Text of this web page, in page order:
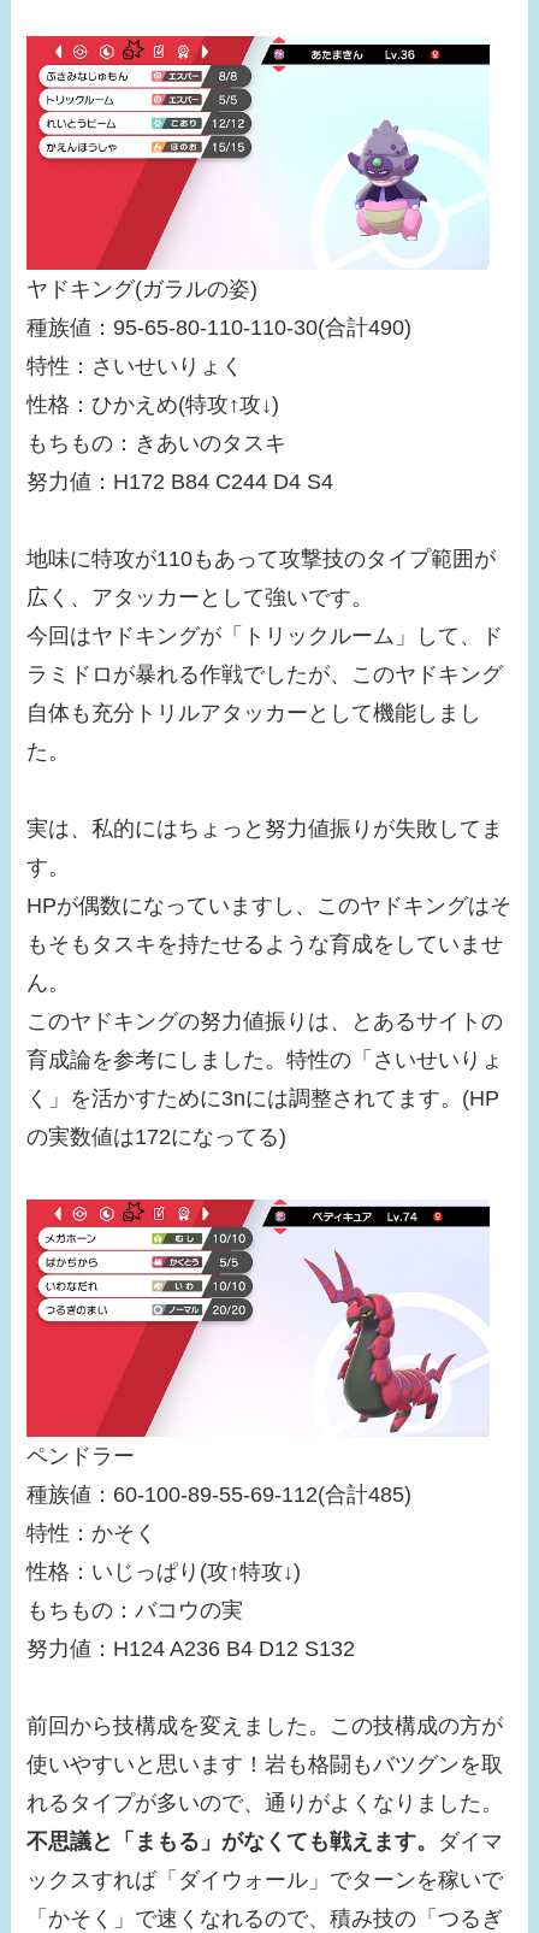
ヤドキング(ガラルの姿)
種族値：95-65-80-110-110-30(合計490)
特性：さいせいりょく
性格：ひかえめ(特攻↑攻↓)
もちもの：きあいのタスキ
努力値：H172 B84 C244 D4 S4
地味に特攻が110もあって攻撃技のタイプ範囲が
広く、アタッカーとして強いです。
今回はヤドキングが「トリックルーム」して、ド
ラミドロが暴れる作戦でしたが、このヤドキング
自体も充分トリルアタッカーとして機能しまし
た。
実は、私的にはちょっと努力値振りが失敗してま
す。
HPが偶数になっていますし、このヤドキングはそ
もそもタスキを持たせるような育成をしていませ
ん。
このヤドキングの努力値振りは、とあるサイトの
育成論を参考にしました。特性の「さいせいりょ
く」を活かすために3nには調整されてます。(HP
の実数値は172になってる)
ペンドラー
種族値：60-100-89-55-69-112(合計485)
特性：かそく
性格：いじっぱり(攻↑特攻↓)
もちもの：バコウの実
努力値：H124 A236 B4 D12 S132
前回から技構成を変えました。この技構成の方が
使いやすいと思います！岩も格闘もバツグンを取
れるタイプが多いので、通りがよくなりました。
不思議と「まもる」がなくても戦えます。 ダイマ
ックスすれば「ダイウォール」でターンを稼いで
「かそく」で速くなれるので、積み技の「つるぎ